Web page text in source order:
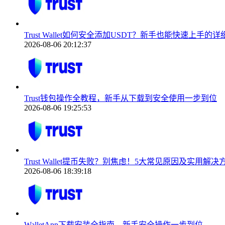
Trust Wallet如何安全添加USDT？新手也能快速上手的详
2026-08-06 20:12:37
Trust钱包操作全教程，新手从下载到安全使用一步到位
2026-08-06 19:25:53
Trust Wallet提币失败？别焦虑！5大常见原因及实用解决
2026-08-06 18:39:18